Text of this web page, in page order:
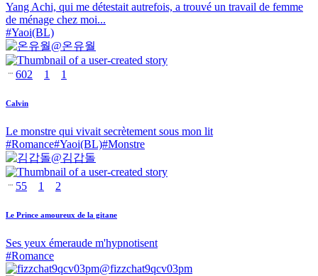
Yang Achi, qui me détestait autrefois, a trouvé un travail de femme
de ménage chez moi...
#Yaoi(BL)
@온유월
602 1 1
Calvin
Le monstre qui vivait secrètement sous mon lit
#Romance#Yaoi(BL)#Monstre
@김갑돌
55 1 2
Le Prince amoureux de la gitane
Ses yeux émeraude m'hypnotisent
#Romance
@fizzchat9qcv03pm